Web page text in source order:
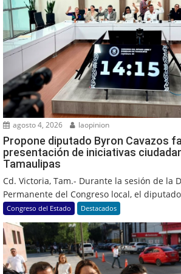
agosto 4, 2026 laopinion
Propone diputado Byron Cavazos
presentación de iniciativas
Tamaulipas
Cd. Victoria, Tam.- Durante la sesión de la
Permanente del Congreso local, el
Congreso del Estado Destacados